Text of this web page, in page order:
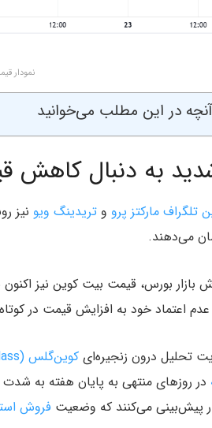
نمودار
آنچه در این مطلب می‌خوانید
به دنبال کاهش قیمت
تلگراف مارکتز پرو و تریدینگ ویو
می‌دهند.
عدم اعتماد خود به افزایش قیمت در
تحلیل درون زنجیره‌ای کوین‌گلس (Coinglass)
در روزهای منتهی به پایان هفته به
پیش‌بینی می‌کنند که وضعیت فروش